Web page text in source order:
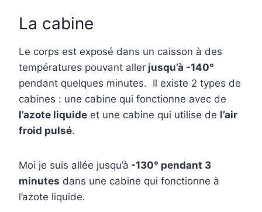
La cabine
Le corps est exposé dans un caisson à des
températures pouvant aller jusqu’à -140°
pendant quelques minutes. Il existe 2 types de
cabines : une cabine qui fonctionne avec de
l’azote liquide et une cabine qui utilise de l’air
froid pulsé.
Moi je suis allée jusqu’à -130° pendant 3
minutes dans une cabine qui fonctionne à
l’azote liquide.